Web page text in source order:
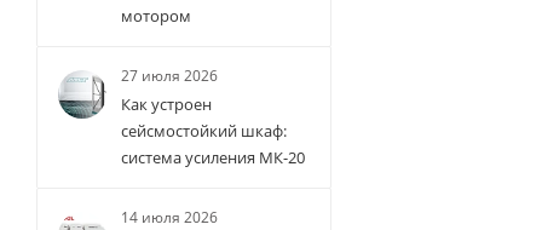
мотором
27 июля 2026
Как устроен
сейсмостойкий шкаф:
система усиления МК-20
14 июля 2026